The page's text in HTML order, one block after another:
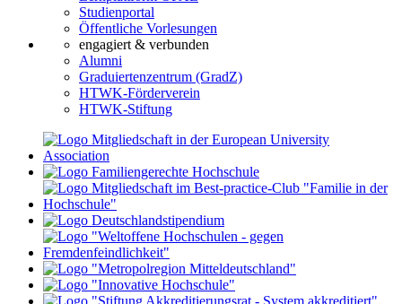
Studienportal
Öffentliche Vorlesungen
engagiert & verbunden
Alumni
Graduiertenzentrum (GradZ)
HTWK-Förderverein
HTWK-Stiftung